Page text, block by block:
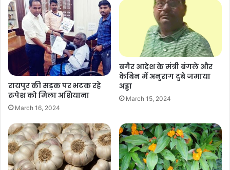
Yoga
योग क्या है?
रायपुर की सड़क पर भटक रहे
रुपेश को मिला अशियाना
March 16, 2024
बगैर आदेश के मंत्री बंगले और
केबिन में अनुराग दुबे जमाया
अड्डा
March 15, 2024